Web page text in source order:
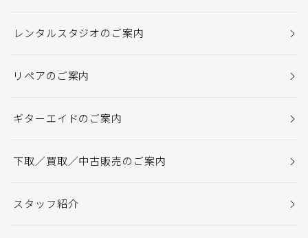
レンタルスタジオのご案内
リペアのご案内
ギターエイドのご案内
下取／買取／中古販売のご案内
スタッフ紹介